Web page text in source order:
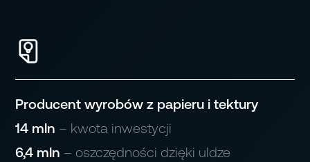
Jubilerska
Lotnicza
Producent wyrobów z papieru i tektury
14 mln – kwota inwestycji
6,4 mln – oszczędności dzięki uldze